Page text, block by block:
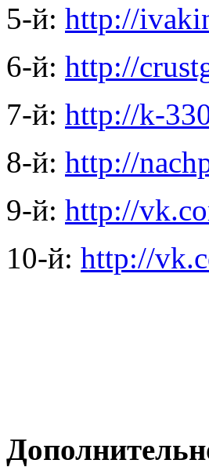
5-й: http://
6-й: http://
7-й: http://k-
8-й: http://
9-й: http://
10-й: http://